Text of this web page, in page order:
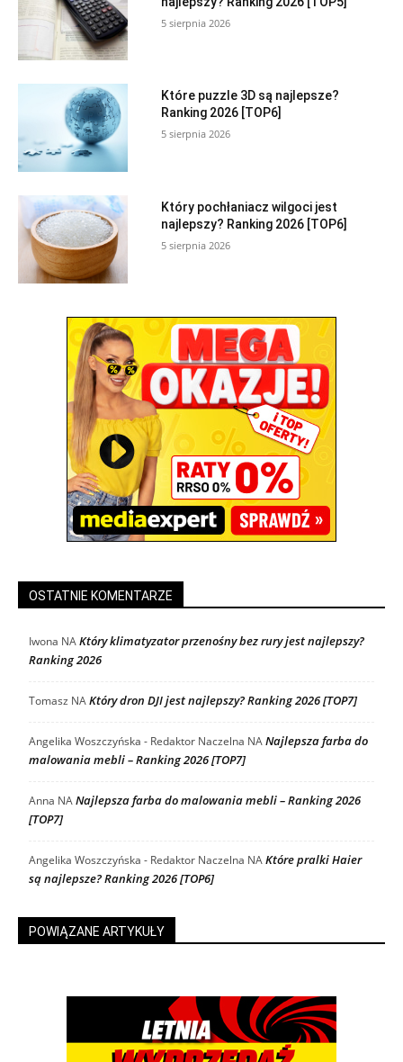
5 sierpnia 2026
Które puzzle 3D są najlepsze?
Ranking 2026 [TOP6]
5 sierpnia 2026
Który pochłaniacz wilgoci jest
najlepszy? Ranking 2026 [TOP6]
5 sierpnia 2026
OSTATNIE KOMENTARZE
Iwona NAKtóry klimatyzator przenośny bez rury jest najlepszy?
Ranking 2026
Tomasz NAKtóry dron DJI jest najlepszy? Ranking 2026 [TOP7]
Angelika Woszczyńska - Redaktor Naczelna NANajlepsza farba do
malowania mebli – Ranking 2026 [TOP7]
Anna NANajlepsza farba do malowania mebli – Ranking 2026
[TOP7]
Angelika Woszczyńska - Redaktor Naczelna NAKtóre pralki Haier
są najlepsze? Ranking 2026 [TOP6]
POWIĄZANE ARTYKUŁY